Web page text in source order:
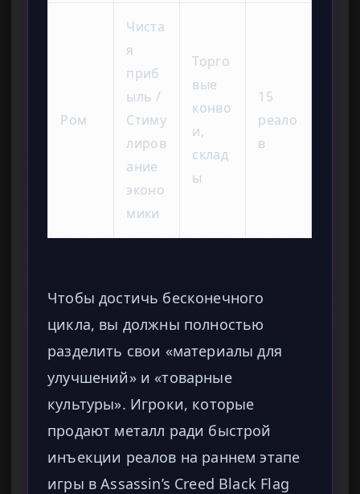
Ром
Чиста
я
приб
ыль /
Стиму
лиров
ание
эконо
мики
Торго
вые
конво
и,
склад
ы
15
реало
в
Чтобы достичь бесконечного
цикла, вы должны полностью
разделить свои «материалы для
улучшений» и «товарные
культуры». Игроки, которые
продают металл ради быстрой
инъекции реалов на раннем этапе
игры в Assassin’s Creed Black Flag